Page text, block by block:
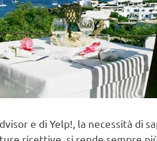
e di Yelp!, la necessità di